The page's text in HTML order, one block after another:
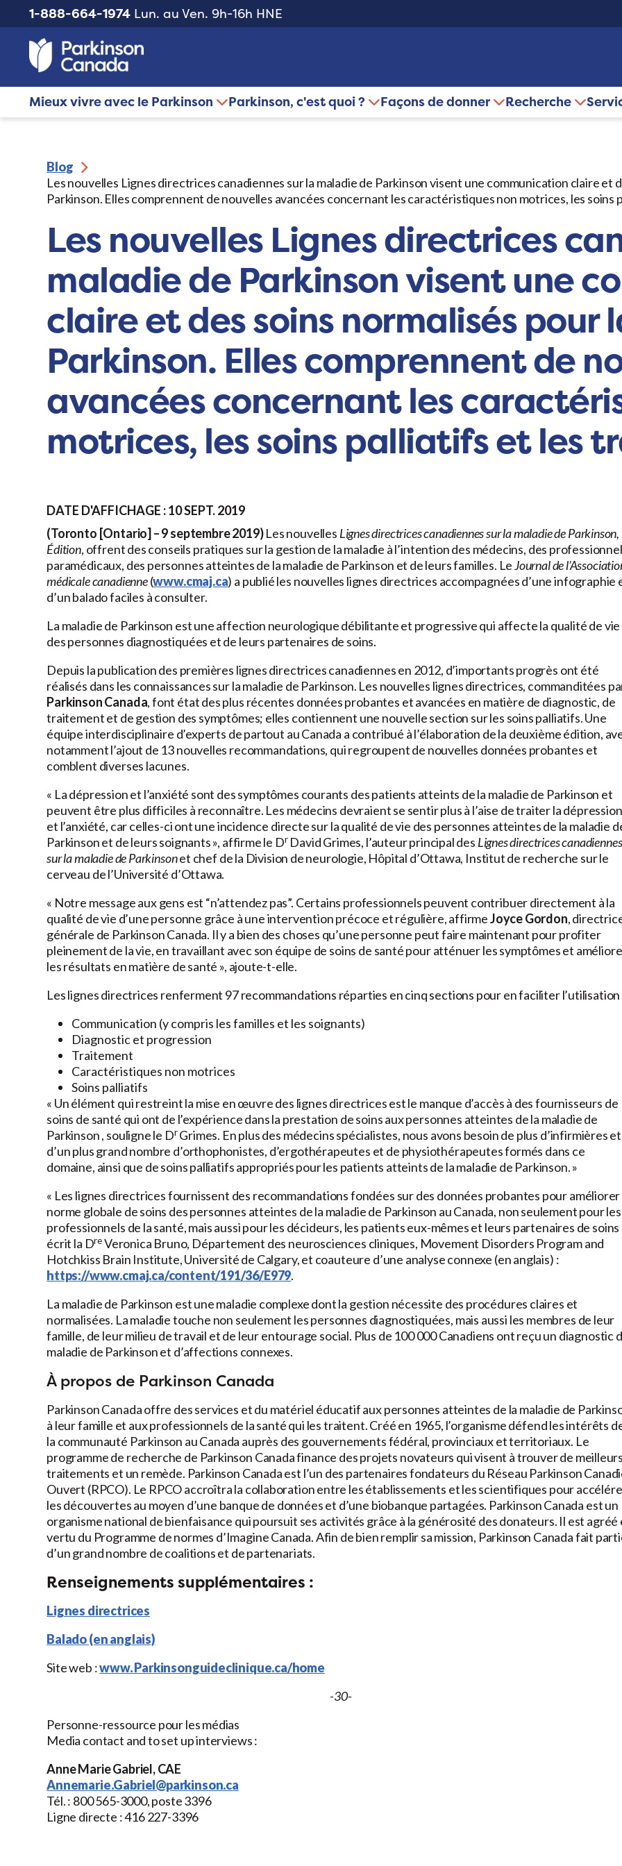
1-888-664-1974 Lun. au Ven. 9h-16h HNE
Mieux vivre avec le Parkinson Parkinson, c'est quoi ? Façons de donner Recherche
Blog
Les nouvelles Lignes directrices canadiennes sur la maladie de Parkinson visent une communication claire et
Parkinson. Elles comprennent de nouvelles avancées concernant les caractéristiques non motrices, les
Les nouvelles Lignes directrices
maladie de Parkinson visent une
claire et des soins normalisés pour
Parkinson. Elles comprennent de
avancées concernant les
motrices, les soins palliatifs et les
DATE D'AFFICHAGE : 10 SEPT. 2019
(Toronto [Ontario] – 9 septembre 2019)Les nouvelles Lignes directrices canadiennes sur la maladie de Parkinson,
Édition, offrent des conseils pratiques sur la gestion de la maladie à l’intention des médecins, des
paramédicaux, des personnes atteintes de la maladie de Parkinson et de leurs familles. LeJournal de
médicale canadienne(www.cmaj.ca) a publié les nouvelles lignes directrices accompagnées d’une infographie
d’un balado faciles à consulter.
La maladie de Parkinson est une affection neurologique débilitante et progressive qui affecte la qualité de vie
des personnes diagnostiquées et de leurs partenaires de soins.
Depuis la publication des premières lignes directrices canadiennes en 2012, d’importants progrès ont été
réalisés dans les connaissances sur la maladie de Parkinson. Les nouvelles lignes directrices, commanditées
Parkinson Canada, font état des plus récentes données probantes et avancées en matière de diagnostic, de
traitement et de gestion des symptômes; elles contiennent une nouvelle section sur les soins palliatifs. Une
équipe interdisciplinaire d’experts de partout au Canada a contribué à l’élaboration de la deuxième édition,
notamment l’ajout de 13 nouvelles recommandations, qui regroupent de nouvelles données probantes et
comblent diverses lacunes.
« La dépression et l’anxiété sont des symptômes courants des patients atteints de la maladie de Parkinson et
peuvent être plus difficiles à reconnaître. Les médecins devraient se sentir plus à l’aise de traiter la dépression
et l’anxiété, car celles-ci ont une incidence directe sur la qualité de vie des personnes atteintes de la maladie
Parkinson et de leurs soignants », affirme le DrDavid Grimes, l’auteur principal des Lignes directrices canadiennes
sur la maladie de Parkinsonet chef de la Division de neurologie, Hôpital d’Ottawa, Institut de recherche sur le
cerveau de l’Université d’Ottawa.
« Notre message aux gens est “n’attendez pas”. Certains professionnels peuvent contribuer directement à la
qualité de vie d’une personne grâce à une intervention précoce et régulière, affirmeJoyce Gordon,
générale de Parkinson Canada. Il y a bien des choses qu’une personne peut faire maintenant pour profiter
pleinement de la vie, en travaillant avec son équipe de soins de santé pour atténuer les symptômes et
les résultats en matière de santé », ajoute-t-elle.
Les lignes directrices renferment 97 recommandations réparties en cinq sections pour en faciliter l’utilisation
Communication (y compris les familles et les soignants)
Diagnostic et progression
Traitement
Caractéristiques non motrices
Soins palliatifs
« Un élément qui restreint la mise en œuvre des lignes directrices est le manque d’accès à des fournisseurs de
soins de santé qui ont de l’expérience dans la prestation de soins aux personnes atteintes de la maladie de
Parkinson , souligne le DrGrimes. En plus des médecins spécialistes, nous avons besoin de plus d’infirmières et
d’un plus grand nombre d’orthophonistes, d’ergothérapeutes et de physiothérapeutes formés dans ce
domaine, ainsi que de soins palliatifs appropriés pour les patients atteints de la maladie de Parkinson. »
« Les lignes directrices fournissent des recommandations fondées sur des données probantes pour améliorer
norme globale de soins des personnes atteintes de la maladie de Parkinson au Canada, non seulement pour les
professionnels de la santé, mais aussi pour les décideurs, les patients eux-mêmes et leurs partenaires de soins
écrit la DreVeronica Bruno, Département des neurosciences cliniques, Movement Disorders Program and
Hotchkiss Brain Institute, Université de Calgary, et coauteure d’une analyse connexe (en anglais) :
https://www.cmaj.ca/content/191/36/E979.
La maladie de Parkinson est une maladie complexe dont la gestion nécessite des procédures claires et
normalisées. La maladie touche non seulement les personnes diagnostiquées, mais aussi les membres de leur
famille, de leur milieu de travail et de leur entourage social. Plus de 100 000 Canadiens ont reçu un diagnostic
maladie de Parkinson et d’affections connexes.
À propos de Parkinson Canada
Parkinson Canada offre des services et du matériel éducatif aux personnes atteintes de la maladie de
à leur famille et aux professionnels de la santé qui les traitent. Créé en 1965, l’organisme défend les intérêts
la communauté Parkinson au Canada auprès des gouvernements fédéral, provinciaux et territoriaux. Le
programme de recherche de Parkinson Canada finance des projets novateurs qui visent à trouver de meilleurs
traitements et un remède. Parkinson Canada est l’un des partenaires fondateurs du Réseau Parkinson
Ouvert (RPCO). Le RPCO accroîtra la collaboration entre les établissements et les scientifiques pour
les découvertes au moyen d’une banque de données et d’une biobanque partagées. Parkinson Canada est un
organisme national de bienfaisance qui poursuit ses activités grâce à la générosité des donateurs. Il est agréé
vertu du Programme de normes d’Imagine Canada. Afin de bien remplir sa mission, Parkinson Canada fait
d’un grand nombre de coalitions et de partenariats.
Renseignements supplémentaires :
Lignes directrices
Balado (en anglais)
Site web :www. Parkinsonguideclinique.ca/home
-30-
Personne-ressource pour les médias
Media contact and to set up interviews :
Anne Marie Gabriel, CAE
Annemarie.Gabriel@parkinson.ca
Tél. : 800 565-3000, poste 3396
Ligne directe : 416 227-3396